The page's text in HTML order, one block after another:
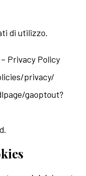
di utilizzo.
Privacy Policy
privacy/
gaoptout?